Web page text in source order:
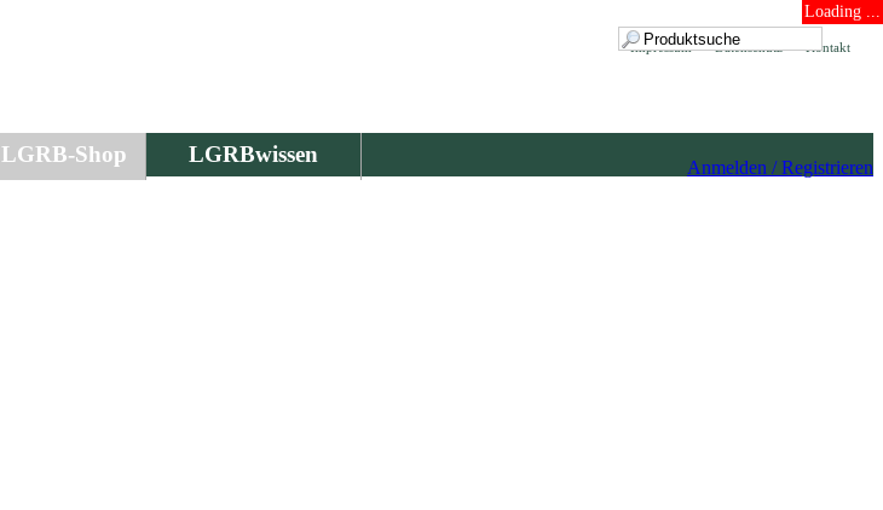
Loading ...
Kontakt
Datenschutz
Impressum
LGRB-Shop LGRBwissen
Anmelden / Registrieren